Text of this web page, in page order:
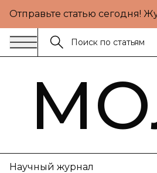
Отправьте статью сегодня!
Научный журнал